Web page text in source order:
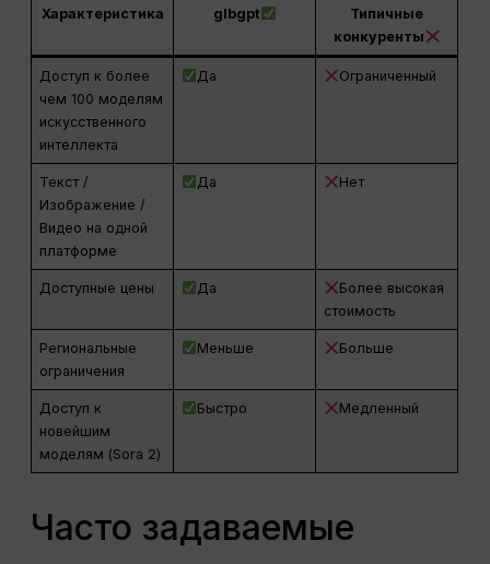
Характеристика glbgpt
Типичные
конкуренты
Доступ к более
чем 100 моделям
искусственного
интеллекта
Да Ограниченный
Текст /
Изображение /
Видео на одной
платформе
Да Нет
Доступные цены Да
Более высокая
стоимость
Региональные
ограничения
Меньше Больше
Доступ к
новейшим
моделям (Sora 2)
Быстро Медленный
Часто задаваемые